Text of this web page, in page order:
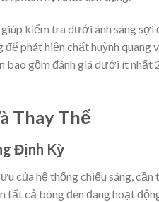
giúp kiểm tra dưới ánh sáng
để phát hiện chất huỳnh
bao gồm đánh giá dưới ít nhất
Thay Thế
Định Kỳ
của hệ thống chiếu sáng,
tất cả bóng đèn đang hoạt